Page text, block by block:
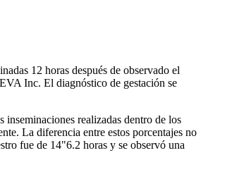
12 horas después de observado el
Inc. El diagnóstico de gestación se
realizadas dentro de los
La diferencia entre estos porcentajes no
fue de 14"6.2 horas y se observó una